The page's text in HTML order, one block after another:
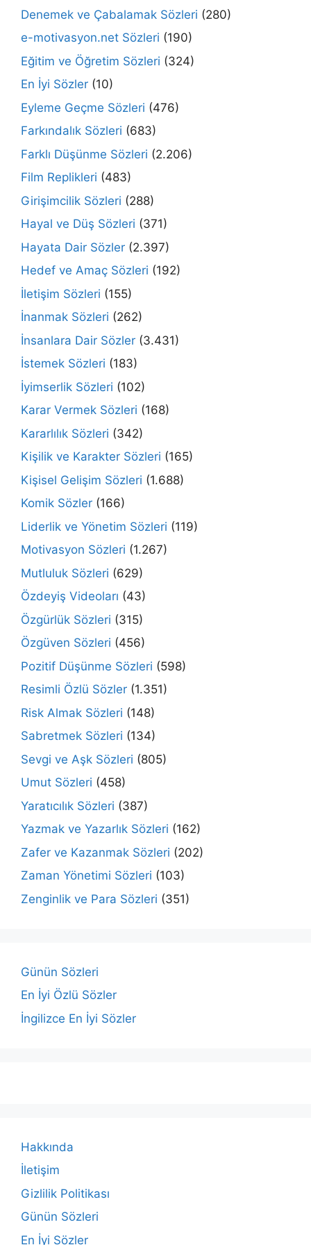
Denemek ve Çabalamak Sözleri (280)
e-motivasyon.net Sözleri (190)
Eğitim ve Öğretim Sözleri (324)
En İyi Sözler (10)
Eyleme Geçme Sözleri (476)
Farkındalık Sözleri (683)
Farklı Düşünme Sözleri (2.206)
Film Replikleri (483)
Girişimcilik Sözleri (288)
Hayal ve Düş Sözleri (371)
Hayata Dair Sözler (2.397)
Hedef ve Amaç Sözleri (192)
İletişim Sözleri (155)
İnanmak Sözleri (262)
İnsanlara Dair Sözler (3.431)
İstemek Sözleri (183)
İyimserlik Sözleri (102)
Karar Vermek Sözleri (168)
Kararlılık Sözleri (342)
Kişilik ve Karakter Sözleri (165)
Kişisel Gelişim Sözleri (1.688)
Komik Sözler (166)
Liderlik ve Yönetim Sözleri (119)
Motivasyon Sözleri (1.267)
Mutluluk Sözleri (629)
Özdeyiş Videoları (43)
Özgürlük Sözleri (315)
Özgüven Sözleri (456)
Pozitif Düşünme Sözleri (598)
Resimli Özlü Sözler (1.351)
Risk Almak Sözleri (148)
Sabretmek Sözleri (134)
Sevgi ve Aşk Sözleri (805)
Umut Sözleri (458)
Yaratıcılık Sözleri (387)
Yazmak ve Yazarlık Sözleri (162)
Zafer ve Kazanmak Sözleri (202)
Zaman Yönetimi Sözleri (103)
Zenginlik ve Para Sözleri (351)
Günün Sözleri
En İyi Özlü Sözler
İngilizce En İyi Sözler
Hakkında
İletişim
Gizlilik Politikası
Günün Sözleri
En İyi Sözler